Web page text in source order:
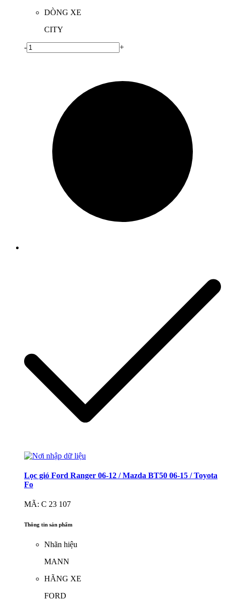
DÒNG XE
CITY
- +
Lọc gió Ford Ranger 06-12 / Mazda BT50 06-15 / Toyota
Fo
MÃ: C 23 107
Thông tin sản phẩm
Nhãn hiệu
MANN
HÃNG XE
FORD